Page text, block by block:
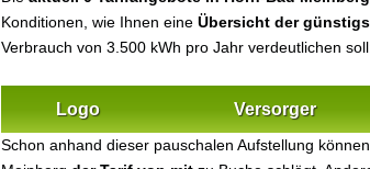
Konditionen, wie Ihnen eine Übersicht der
Verbrauch von 3.500 kWh pro Jahr verdeutlichen
Logo Versorger
Schon anhand dieser pauschalen Aufstellung